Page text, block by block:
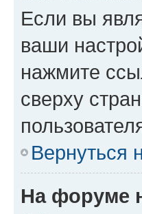
Если вы
ваши
нажмите
сверху
Вернуться
На форуме